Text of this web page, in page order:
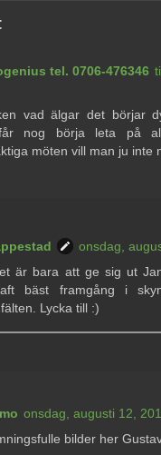
tel. 0706-476346
vad älgar det börjar
får nog börja leta på
möten vill man ju inte
onsdag,
är bara att ge sig ut
bäst framgång i
Lycka till :)
onsdag, augusti 12,
bilder her